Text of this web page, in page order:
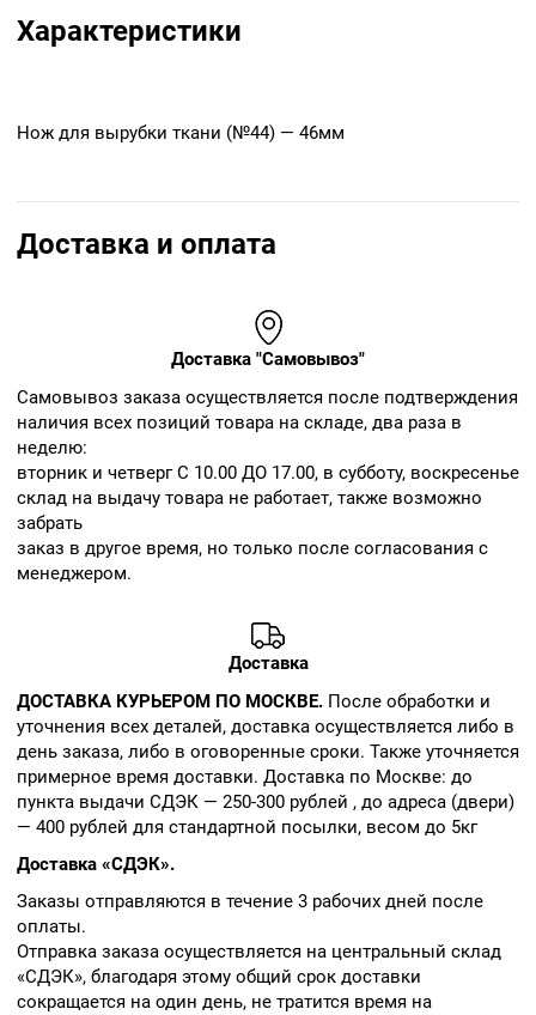
Характеристики
Нож для вырубки ткани (№44) — 46мм
Доставка и оплата
Доставка "Самовывоз"
Cамовывоз заказа осуществляется после подтверждения
наличия всех позиций товара на складе, два раза в
неделю:
вторник и четверг С 10.00 ДО 17.00, в субботу, воскресенье
склад на выдачу товара не работает, также возможно
забрать
заказ в другое время, но только после согласования с
менеджером.
Доставка
ДОСТАВКА КУРЬЕРОМ ПО МОСКВЕ. После обработки и
уточнения всех деталей, доставка осуществляется либо в
день заказа, либо в оговоренные сроки. Также уточняется
примерное время доставки. Доставка по Москве: до
пункта выдачи СДЭК — 250-300 рублей , до адреса (двери)
— 400 рублей для стандартной посылки, весом до 5кг
Доставка «СДЭК».
Заказы отправляются в течение 3 рабочих дней после
оплаты.
Отправка заказа осуществляется на центральный склад
«СДЭК», благодаря этому общий срок доставки
сокращается на один день, не тратится время на